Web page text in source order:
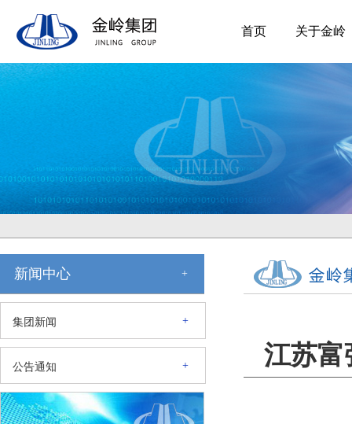
首页 关于金岭
新闻中心 +
集团新闻 +
公告通知 + 江苏富